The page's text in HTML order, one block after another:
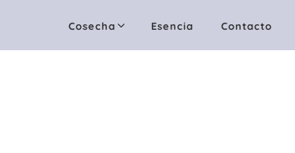
Cosecha Esencia Contacto